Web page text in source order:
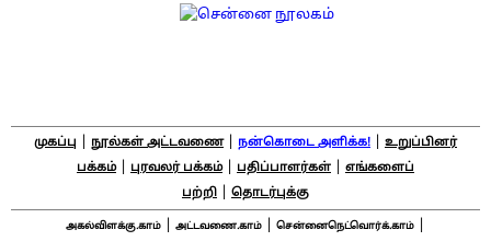
முகப்பு நூல்கள் அட்டவணை| நன்கொடை அளிக்க!
உறுப்பினர்
பக்கம்| புரவலர் பக்கம்| பதிப்பாளர்கள்
எங்களைப்
பற்றி
தொடர்புக்கு
அகல்விளக்கு.காம் அட்டவணை.காம் சென்னைநெட்வொர்க்.காம்